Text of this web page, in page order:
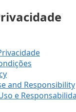
and Responsibility
e